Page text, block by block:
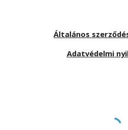
Általános
Adatvédelmi